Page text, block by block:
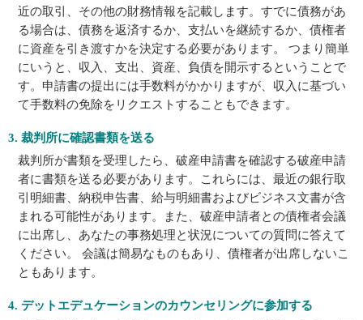
近の取引、その他の財務情報を記載します。すでに債務があ
る場合は、債務を返済するか、支払いを継続するか、債権者
に資産を引き渡すかを決定する必要があります。 つまり簡単
にいうと、収入、支出、資産、負債を開示するということで
す。申請書の提出には手数料がかかりますが、収入に基づい
て手数料の免除をリクエストすることもできます。
3. 裁判所に確認書類を送る
裁判所が書類を受理したら、破産申請書を確認する破産申請
者に書類を送る必要があります。これらには、最近の銀行取
引明細書、納税申告書、給与明細書およびビジネス文書が含
まれる可能性があります。また、破産申請者との債権者会議
に出席し、あなたの事務処理と状況についての質問に答えて
ください。 会議は簡易なものもあり、債権者が出席しないこ
ともあります。
4. デットエデュケーションのカウンセリングに参加する